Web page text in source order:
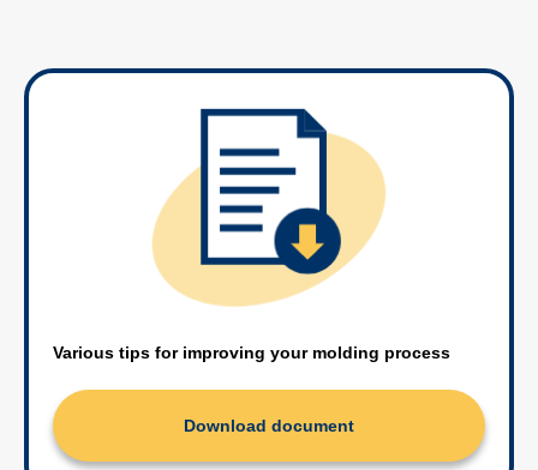
Various tips for improving your molding process
Download document